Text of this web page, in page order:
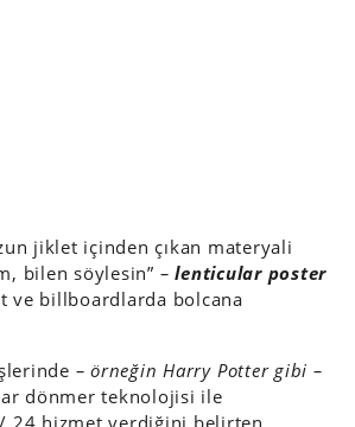
jiklet içinden çıkan materyali
bilen söylesin” – lenticular poster
ve billboardlarda bolcana
– örneğin Harry Potter gibi –
dönmer teknolojisi ile
/ 24 hizmet verdiğini belirten